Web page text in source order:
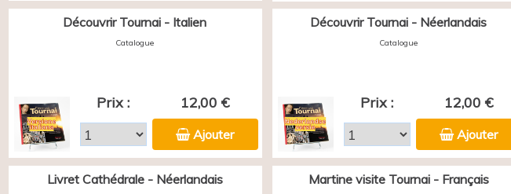
Découvrir Tournai - Italien
Catalogue
Prix : 12,00 €
Ajouter
Découvrir Tournai - Néerlandais
Catalogue
Prix : 12,00 €
Ajouter
Livret Cathédrale - Néerlandais Martine visite Tournai - Français